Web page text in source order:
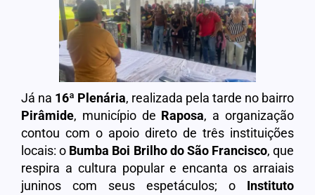
Já na 16ª Plenária, realizada pela tarde no bairro
Pirâmide, município de Raposa, a organização
contou com o apoio direto de três instituições
locais: o Bumba Boi Brilho do São Francisco, que
respira a cultura popular e encanta os arraiais
juninos com seus espetáculos; o Instituto